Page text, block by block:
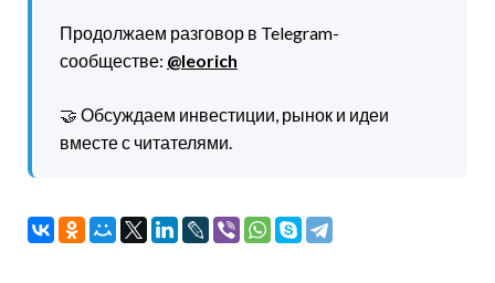
Продолжаем разговор в Telegram-
сообществе: @leorich
🤝 Обсуждаем инвестиции, рынок и идеи
вместе с читателями.